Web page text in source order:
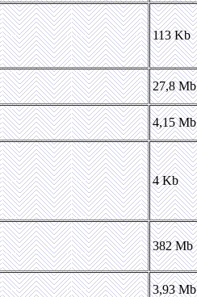
113 Kb
27,8 Mb
4,15 Mb
4 Kb
382 Mb
3,93 Mb